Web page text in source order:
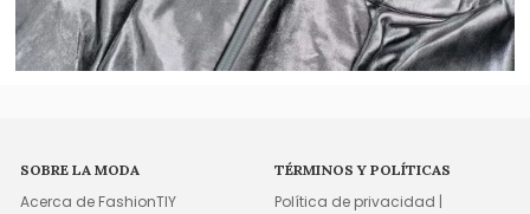
SOBRE LA MODA
Acerca de FashionTIY
TÉRMINOS Y POLÍTICAS
Política de privacidad |